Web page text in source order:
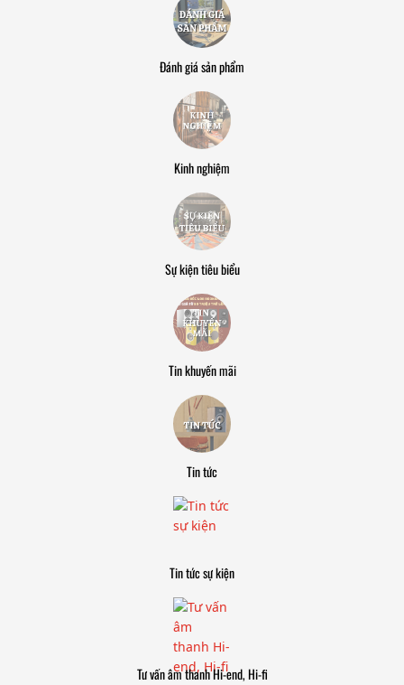
Đánh giá sản phẩm
Kinh nghiệm
Sự kiện tiêu biểu
Tin khuyến mãi
Tin tức
Tin tức sự kiện
Tư vấn âm thanh Hi-end, Hi-fi